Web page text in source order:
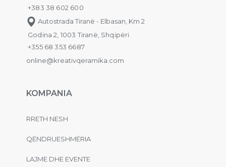
+383 38 602 600
Autostrada Tiranë - Elbasan, Km 2
Godina 2, 1003 Tiranë, Shqipëri
+355 68 353 6687
online@kreativqeramika.com
KOMPANIA
RRETH NESH
QËNDRUESHMËRIA
LAJME DHE EVENTE